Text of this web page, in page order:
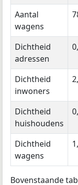
Aantal
wagens
Dichtheid
adressen
Dichtheid
inwoners
Dichtheid
huishoudens
Dichtheid
wagens
Bovenstaande